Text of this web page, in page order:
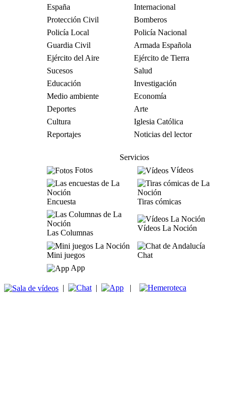
España
Internacional
Protección Civil
Bomberos
Policía Local
Policía Nacional
Guardia Civil
Armada Española
Ejército del Aire
Ejército de Tierra
Sucesos
Salud
Educación
Investigación
Medio ambiente
Economía
Deportes
Arte
Cultura
Iglesia Católica
Reportajes
Noticias del lector
Servicios
Fotos
Vídeos
Encuesta Tiras cómicas
Las Columnas
Vídeos La Noción
Mini juegos
Chat
App
| | |